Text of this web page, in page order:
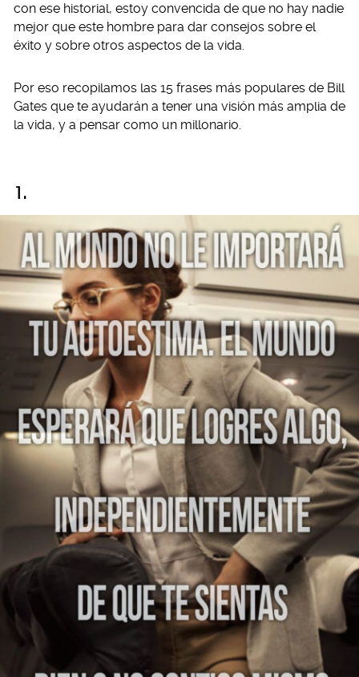
con ese historial, estoy convencida de que no hay nadie
mejor que este hombre para dar consejos sobre el
éxito y sobre otros aspectos de la vida.
Por eso recopilamos las 15 frases más populares de Bill
Gates que te ayudarán a tener una visión más amplia de
la vida, y a pensar como un millonario.
1.